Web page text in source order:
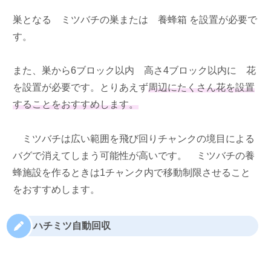
巣となる ミツバチの巣または
養蜂箱 を設置が必要で
す。
また、巣から6ブロック以内 高さ4ブロック以内に
花
を設置が必要です。とりあえず周辺にたくさん花を設置
することをおすすめします。
ミツバチは広い範囲を飛び回りチャンクの境目による
バグで消えてしまう可能性が高いです。
ミツバチの養
蜂施設を作るときは1チャンク内で移動制限させること
をおすすめします。
ハチミツ自動回収